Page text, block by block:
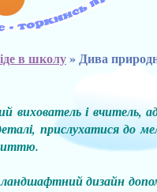
в школу» Дива
і вчитель,
прислухатися до
дизайн